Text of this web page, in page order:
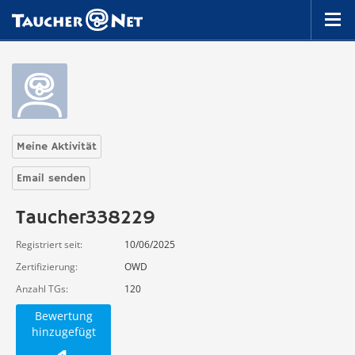
Meine Aktivität
Email senden
Taucher338229
Registriert seit
10/06/2025
Zertifizierung
OWD
Anzahl TGs
120
Bewertung
hinzugefügt